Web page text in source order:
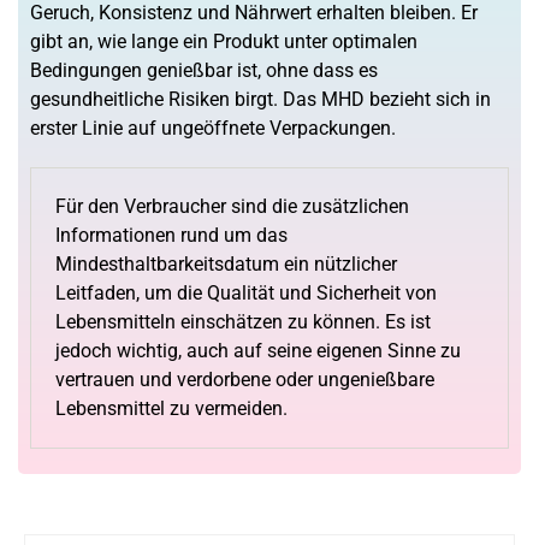
Geruch, Konsistenz und Nährwert erhalten bleiben. Er
gibt an, wie lange ein Produkt unter optimalen
Bedingungen genießbar ist, ohne dass es
gesundheitliche Risiken birgt. Das MHD bezieht sich in
erster Linie auf ungeöffnete Verpackungen.
Für den Verbraucher sind die zusätzlichen
Informationen rund um das
Mindesthaltbarkeitsdatum ein nützlicher
Leitfaden, um die Qualität und Sicherheit von
Lebensmitteln einschätzen zu können. Es ist
jedoch wichtig, auch auf seine eigenen Sinne zu
vertrauen und verdorbene oder ungenießbare
Lebensmittel zu vermeiden.